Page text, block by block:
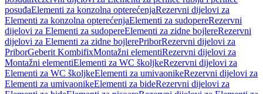
posuđaElementi za konzolna opterećenjaRezervni dijelovi za
Elementi za konzolna opterećenjaElementi za sudopereRezervni
dijelovi za Elementi za sudopereElementi za zidne bojlereRezervni
dijelovi za Elementi za zidne bojlerePriborRezervni dijelovi za
PriborGeberit KombifixMontažni elementiRezervni dijelovi za
Montažni elementiElementi za WC školjkeRezervni dijelovi za
Elementi za WC školjkeElementi za umivaonikeRezervni dijelovi za
Elementi za umivaonikeElementi za bideRezervni dijelovi za